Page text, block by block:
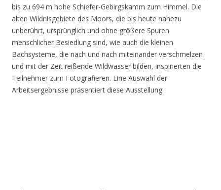
bis zu 694 m hohe Schiefer-Gebirgskamm zum Himmel. Die
alten Wildnisgebiete des Moors, die bis heute nahezu
unberührt, ursprünglich und ohne größere Spuren
menschlicher Besiedlung sind, wie auch die kleinen
Bachsysteme, die nach und nach miteinander verschmelzen
und mit der Zeit reißende Wildwasser bilden, inspirierten die
Teilnehmer zum Fotografieren. Eine Auswahl der
Arbeitsergebnisse präsentiert diese Ausstellung.